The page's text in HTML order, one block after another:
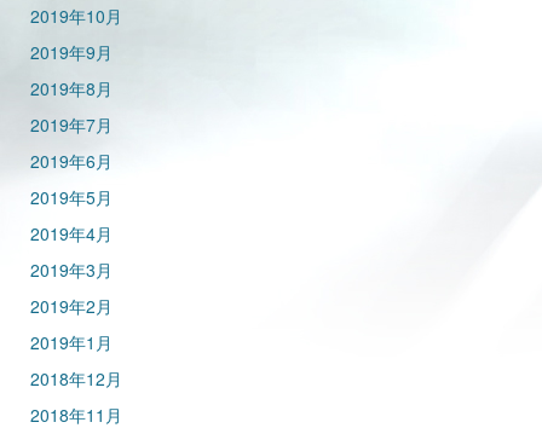
2019年10月
2019年9月
2019年8月
2019年7月
2019年6月
2019年5月
2019年4月
2019年3月
2019年2月
2019年1月
2018年12月
2018年11月